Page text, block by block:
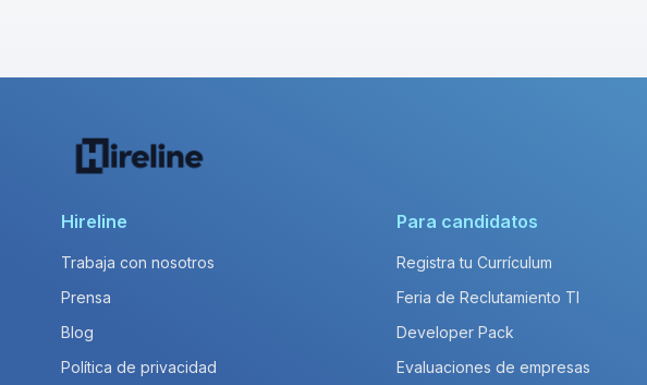
Hireline
Trabaja con nosotros
Prensa
Blog
Política de privacidad
Para candidatos
Registra tu Currículum
Feria de Reclutamiento TI
Developer Pack
Evaluaciones de empresas